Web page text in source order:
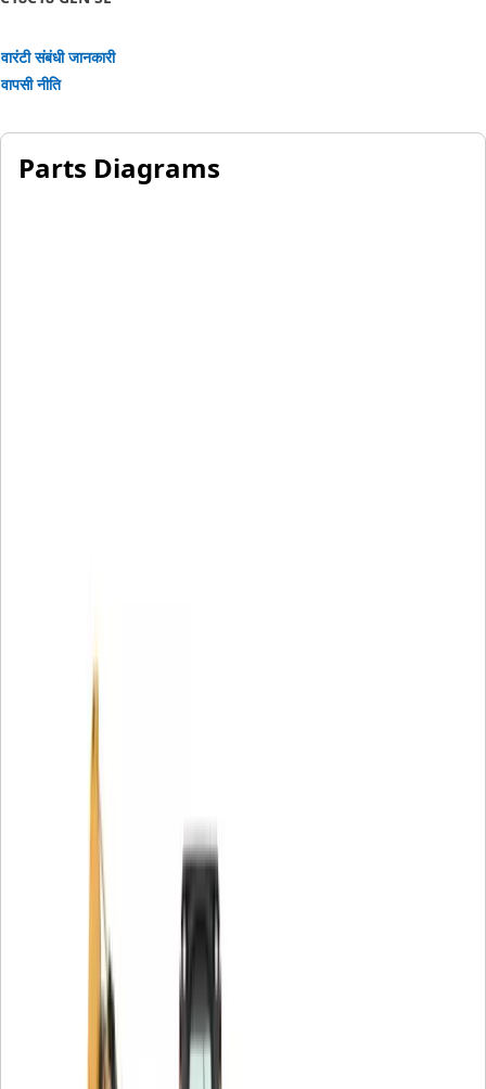
वारंटी संबंधी जानकारी
वापसी नीति
Parts Diagrams